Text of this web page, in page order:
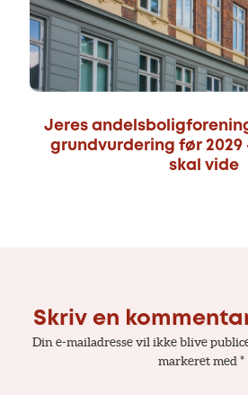
Jeres
grundvurdering før 2029
skal vide
Skriv en
Din e-mailadresse vil ikke blive
markeret med *